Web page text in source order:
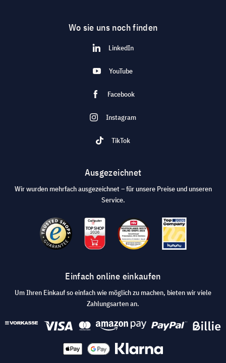
Wo sie uns noch finden
LinkedIn
YouTube
Facebook
Instagram
TikTok
Ausgezeichnet
Wir wurden mehrfach ausgezeichnet – für unsere Preise und unseren
Service.
Einfach online einkaufen
Um Ihren Einkauf so einfach wie möglich zu machen, bieten wir viele
Zahlungsarten an.